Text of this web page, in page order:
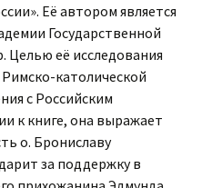
Её автором является
Государственной
Целью её исследования
католической
с Российским
к книге, она выражает
о. Брониславу
за поддержку в